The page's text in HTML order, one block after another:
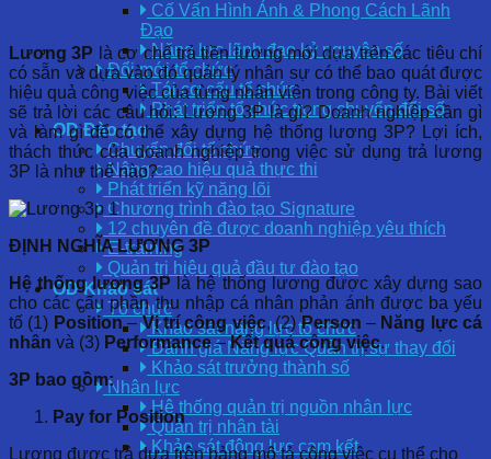
Cố Vấn Hình Ảnh & Phong Cách Lãnh
Đạo
Năng lực lãnh đạo kỷ nguyên số
Đổi mới tổ chức
Tái cơ cấu tổ chức
Phát triển tổ chức trong chuyển đổi số
OD Đào tạo
Chuyển đổi tổ chức
Nâng cao hiệu quả thực thi
Phát triển kỹ năng lõi
Chương trình đào tạo Signature
12 chuyên đề được doanh nghiệp yêu thích
E-training
Quản trị hiệu quả đầu tư đào tạo
OD Khảo sát
Tổ chức
Khảo sát năng lực tổ chức
Đánh giá Năng lực Quản trị sự thay đổi
Khảo sát trưởng thành số
Nhân lực
Hệ thống quản trị nguồn nhân lực
Quản trị nhân tài
Khảo sát động lực cam kết
Lương 3P là cơ chế trả tiền lương mới dựa trên các tiêu chí
có sẵn và dựa vào đó quản lý nhân sự có thể bao quát được
hiệu quả công việc của từng nhân viên trong công ty. Bài viết
sẽ trả lời các câu hỏi: Lương 3P là gì? Doanh nghiệp cần gì
và làm gì để có thể xây dựng hệ thống lương 3P? Lợi ích,
thách thức của doanh nghiệp trong việc sử dụng trả lương
3P là như thế nào?
ĐỊNH NGHĨA LƯƠNG 3P
Hệ thống lương 3P là hệ thống lương được xây dựng sao
cho các cấu phần thu nhập cá nhân phản ánh được ba yếu
tố (1) Position–Vị trí công việc, (2)Person – Năng lực cá
nhân và (3) Performance–Kết quả công việc.
3P bao gồm:
Pay for Position
Lương được trả dựa trên bảng mô tả công việc cụ thể cho